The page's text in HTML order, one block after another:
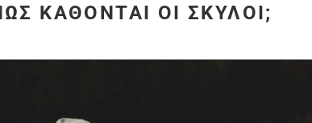
ΚΆΘΟΝΤΑΙ ΟΙ ΣΚΎΛΟΙ;